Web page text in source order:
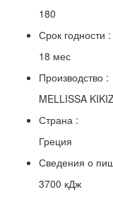
180
Срок годности :
18 мес
Производство :
MELLISSA
Страна :
Греция
Сведения о
3700 кДж